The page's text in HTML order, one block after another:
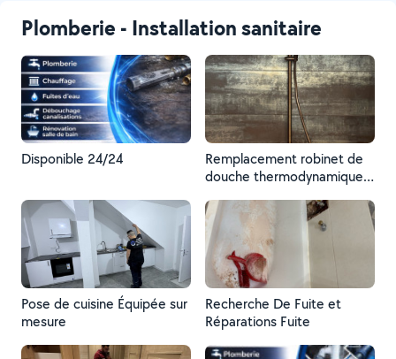
Plomberie - Installation sanitaire
Disponible 24/24
Remplacement robinet de
douche thermodynamique
Pose de cuisine Équipée sur
mesure
Recherche De Fuite et
Réparations Fuite